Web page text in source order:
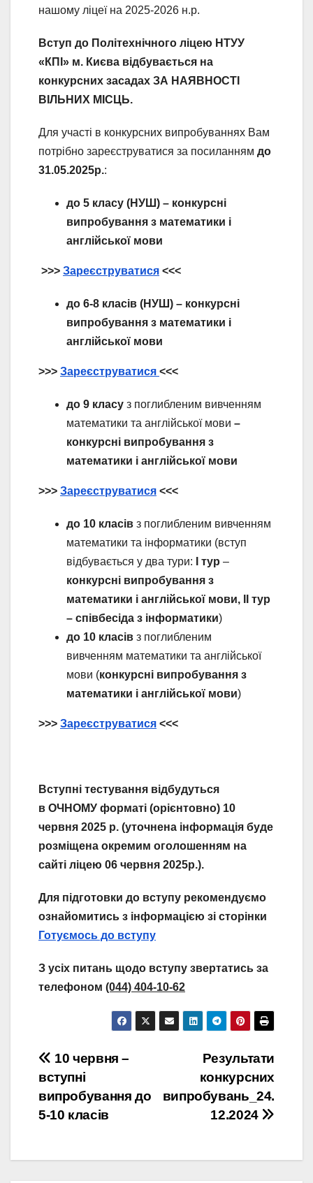
нашому ліцеї на 2025-2026 н.р.
Вступ до Політехнічного ліцею НТУУ
«КПІ» м. Києва відбувається на
конкурсних засадах ЗА НАЯВНОСТІ
ВІЛЬНИХ МІСЦЬ.
Для участі в конкурсних випробуваннях Вам
потрібно зареєструватися за посиланням до
31.05.2025р.:
до 5 класу (НУШ) – конкурсні
випробування з математики і
англійської мови
>>> Зареєструватися <<<
до 6-8 класів (НУШ) – конкурсні
випробування з математики і
англійської мови
>>> Зареєструватися <<<
до 9 класу з поглибленим вивченням
математики та англійської мови –
конкурсні випробування з
математики і англійської мови
>>> Зареєструватися <<<
до 10 класів з поглибленим вивченням
математики та інформатики (вступ
відбувається у два тури:
І тур –
конкурсні випробування з
математики і англійської мови, ІІ тур
– співбесіда з інформатики)
до 10 класів з поглибленим
вивченням математики та англійської
мови (конкурсні випробування з
математики і англійської мови)
>>> Зареєструватися <<<
Вступні тестування відбудуться
в ОЧНОМУ форматі (орієнтовно) 10
червня 2025 р. (уточнена інформація буде
розміщена окремим оголошенням на
сайті ліцею 06 червня 2025р.).
Для підготовки до вступу рекомендуємо
ознайомитись з інформацією зі сторінки
Готуємось до вступу
З усіх питань щодо вступу звертатись за
телефоном (044) 404-10-62
Навігація
записів
Результати
конкурсних
випробувань_24.
12.2024
10 червня –
вступні
випробування до
5-10 класів